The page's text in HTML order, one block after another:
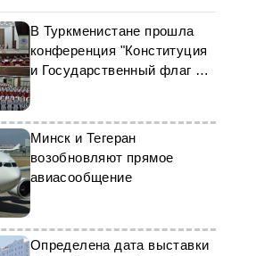
В Туркменистане прошла
конференция "Конституция
и Государственный флаг –
незыблемые святыни"
Минск и Тегеран
возобновляют прямое
авиасообщение
Определена дата выставки